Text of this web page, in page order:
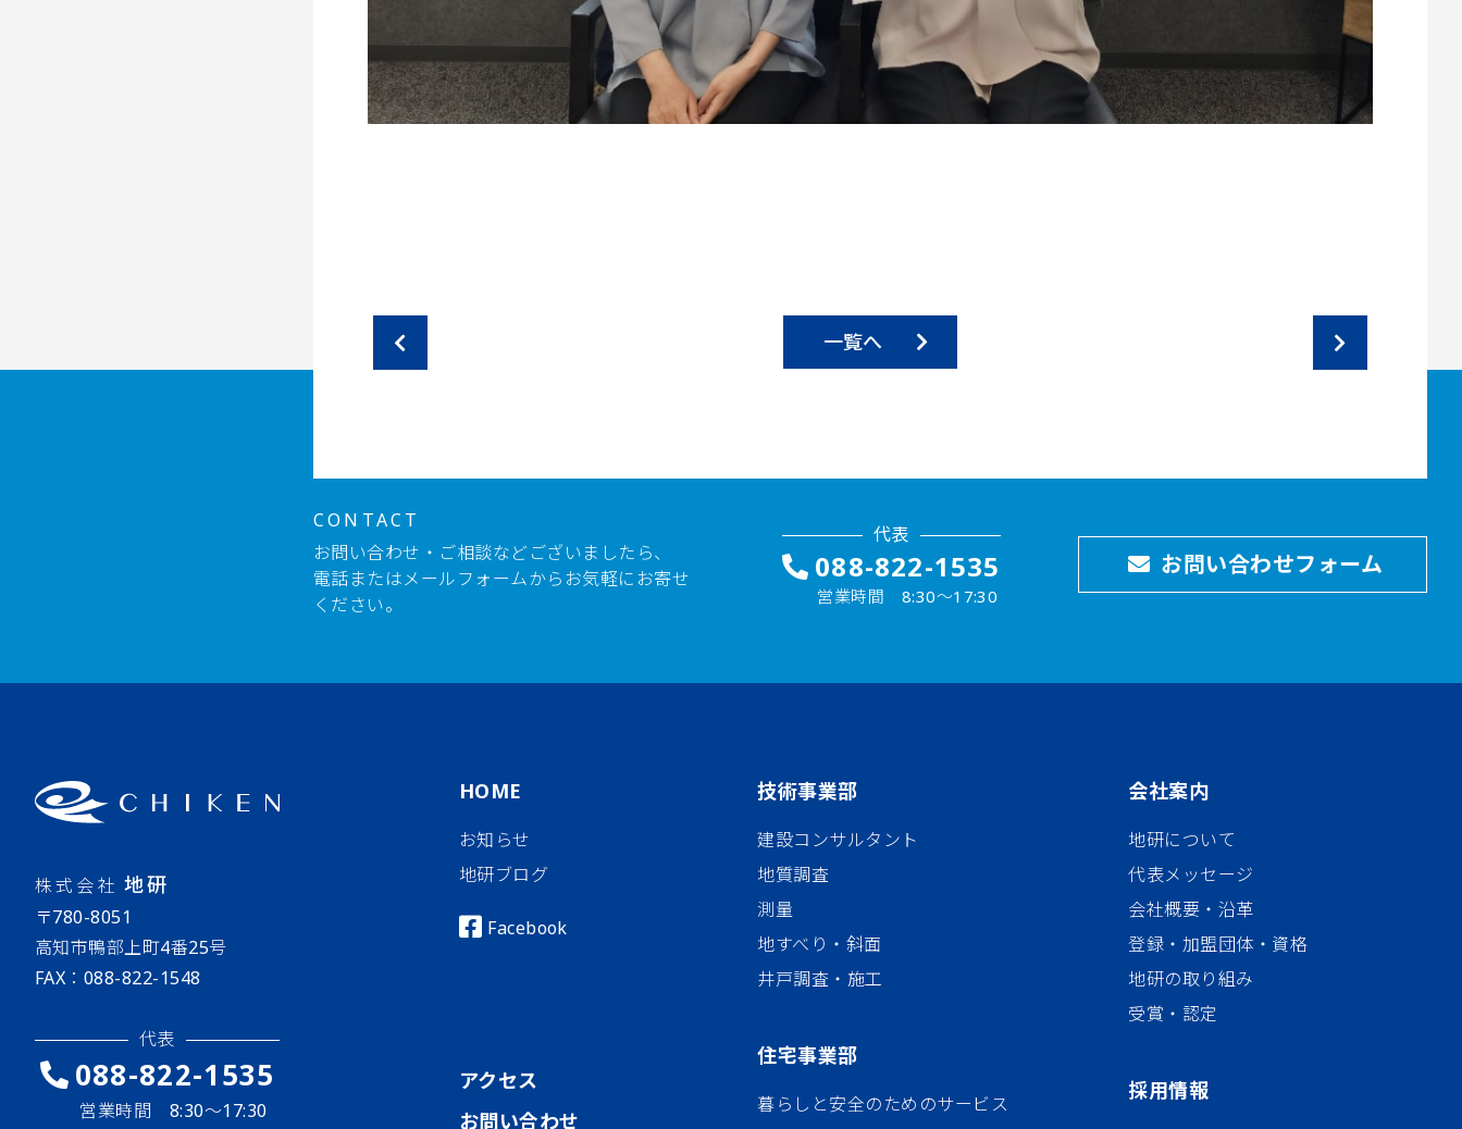
一覧へ
CONTACT
お問い合わせ・ご相談などございましたら、
電話またはメールフォームからお気軽にお寄せ
ください。
代表
088-822-1535
営業時間 8:30〜17:30
お問い合わせフォーム
株式会社 地研
〒780-8051
高知市鴨部上町4番25号
FAX：088-822-1548
代表
088-822-1535
営業時間 8:30〜17:30
HOME
お知らせ
地研ブログ
Facebook
アクセス
お問い合わせ
技術事業部
建設コンサルタント
地質調査
測量
地すべり・斜面
井戸調査・施工
住宅事業部
暮らしと安全のためのサービス
会社案内
地研について
代表メッセージ
会社概要・沿革
登録・加盟団体・資格
地研の取り組み
受賞・認定
採用情報